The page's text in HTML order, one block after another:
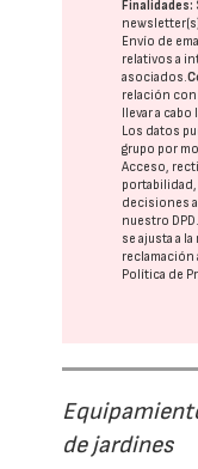
Finalidades:
Envío de
relativos a
asociados.
relación con
llevar a
Los datos
grupo por
Acceso,
decisiones
nuestro DPD
se ajusta a
reclamación
Política de
de jardines